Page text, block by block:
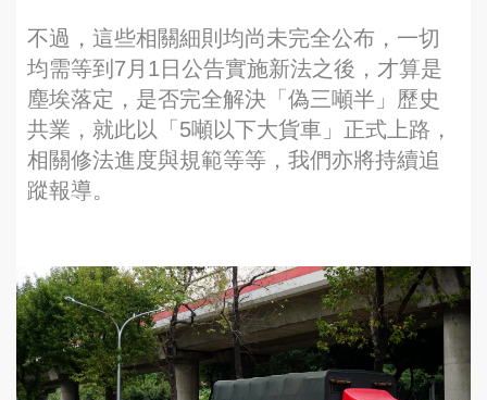
不過，這些相關細則均尚未完全公布，一切
均需等到7月1日公告實施新法之後，才算是
塵埃落定，是否完全解決「偽三噸半」歷史
共業，就此以「5噸以下大貨車」正式上路，
相關修法進度與規範等等，我們亦將持續追
蹤報導。